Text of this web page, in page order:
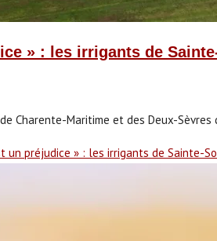
» : les irrigants de
Charente-Maritime et des Deux-
un préjudice » : les irrigants de Sainte-